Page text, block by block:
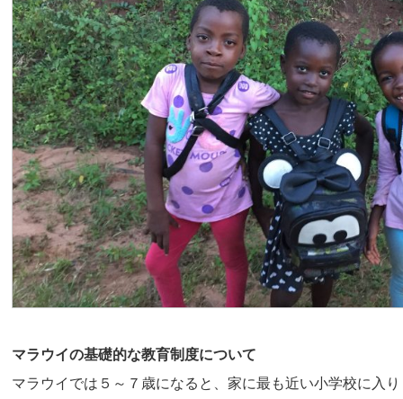
マラウイの基礎的な教育制度について
マラウイでは５～７歳になると、家に最も近い小学校に入